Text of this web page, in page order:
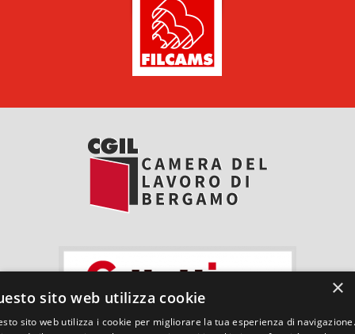
×
sito web utilizza cookie
sito web utilizza i cookie per migliorare la tua esperienza di